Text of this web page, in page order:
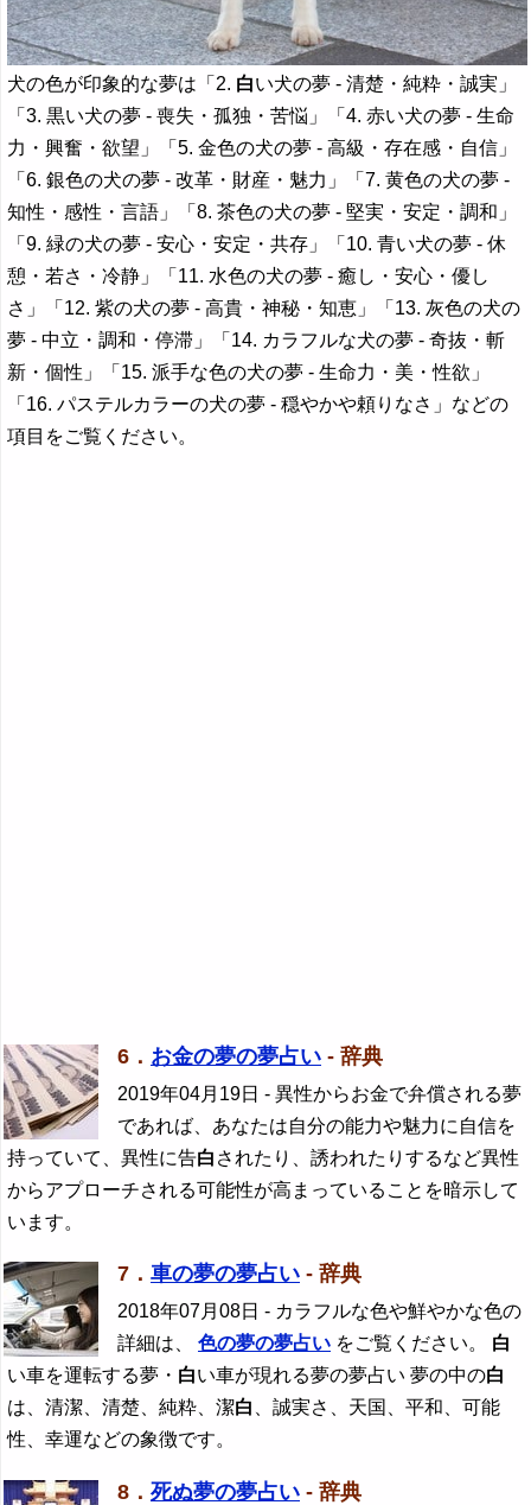
犬の色が印象的な夢は「2. 白い犬の夢 - 清楚・純粋・誠実」
「3. 黒い犬の夢 - 喪失・孤独・苦悩」「4. 赤い犬の夢 - 生命
力・興奮・欲望」「5. 金色の犬の夢 - 高級・存在感・自信」
「6. 銀色の犬の夢 - 改革・財産・魅力」「7. 黄色の犬の夢 -
知性・感性・言語」「8. 茶色の犬の夢 - 堅実・安定・調和」
「9. 緑の犬の夢 - 安心・安定・共存」「10. 青い犬の夢 - 休
憩・若さ・冷静」「11. 水色の犬の夢 - 癒し・安心・優し
さ」「12. 紫の犬の夢 - 高貴・神秘・知恵」「13. 灰色の犬の
夢 - 中立・調和・停滞」「14. カラフルな犬の夢 - 奇抜・斬
新・個性」「15. 派手な色の犬の夢 - 生命力・美・性欲」
「16. パステルカラーの犬の夢 - 穏やかや頼りなさ」などの
項目をご覧ください。
6． お金の夢の夢占い - 辞典
2019年04月19日 - 異性からお金で弁償される夢
であれば、あなたは自分の能力や魅力に自信を
持っていて、異性に告白 されたり、誘われたりするなど異性
からアプローチされる可能性が高まっていることを暗示して
います。
7． 車の夢の夢占い - 辞典
2018年07月08日 - カラフルな色や鮮やかな色の
詳細は、 色の夢の夢占い をご覧ください。 白
い車を運転する夢・ 白い車が現れる夢の夢占い 夢の中の白
は、清潔、清楚、純粋、潔白
、誠実さ、天国、平和、可能
性、幸運などの象徴です。
8． 死ぬ夢の夢占い - 辞典